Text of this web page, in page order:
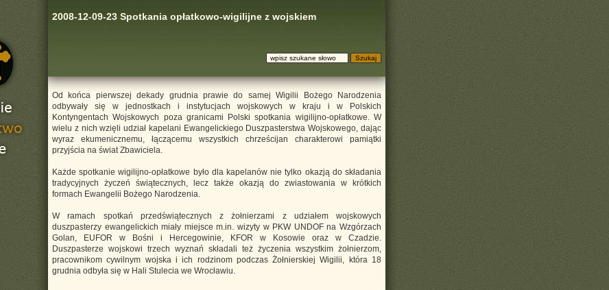
2008-12-09-23 Spotkania opłatkowo-wigilijne z wojskiem
Od końca pierwszej dekady grudnia prawie do samej Wigilii Bożego Narodzenia
odbywały się w jednostkach i instytucjach wojskowych w kraju i w Polskich
Kontyngentach Wojskowych poza granicami Polski spotkania wigilijno-opłatkowe. W
wielu z nich wzięli udział kapelani Ewangelickiego Duszpasterstwa Wojskowego, dając
wyraz ekumenicznemu, łączącemu wszystkich chrześcijan charakterowi pamiątki
przyjścia na świat Zbawiciela.
Każde spotkanie wigilijno-opłatkowe było dla kapelanów nie tylko okazją do składania
tradycyjnych życzeń świątecznych, lecz także okazją do zwiastowania w krótkich
formach Ewangelii Bożego Narodzenia.
W ramach spotkań przedświątecznych z żołnierzami z udziałem wojskowych
duszpasterzy ewangelickich miały miejsce m.in. wizyty w PKW UNDOF na Wzgórzach
Golan, EUFOR w Bośni i Hercegowinie, KFOR w Kosowie oraz w Czadzie.
Duszpasterze wojskowi trzech wyznań składali też życzenia wszystkim żołnierzom,
pracownikom cywilnym wojska i ich rodzinom podczas Żołnierskiej Wigilii, która 18
grudnia odbyła się w Hali Stulecia we Wrocławiu.